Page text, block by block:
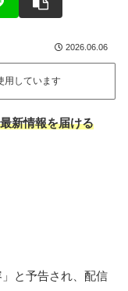
2026.06.06
用しています
新情報を届ける
と予告され、配信